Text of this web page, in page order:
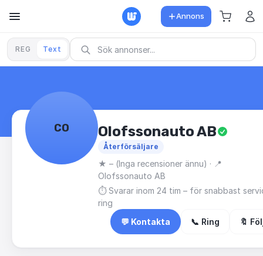
Annons
REG Text
CO Olofssonauto AB
Återförsäljare
★ – (Inga recensioner ännu) · 📍
Olofssonauto AB
⏱ Svarar inom 24 tim – för snabbast
ring
💬 Kontakta
📞 Ring 🔖